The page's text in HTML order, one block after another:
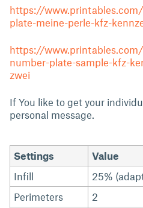
https://
plate-meine-perle-kfz-
https://
number-plate-sample-kfz-
zwei
If You like to get your
personal message.
Settings
Value
Infill
25%
Perimeters
2